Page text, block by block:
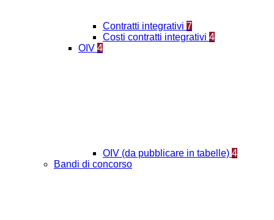
Contratti integrativi 7
Costi contratti integrativi 4
OIV 4
OIV (da pubblicare in tabelle) 4
Bandi di concorso